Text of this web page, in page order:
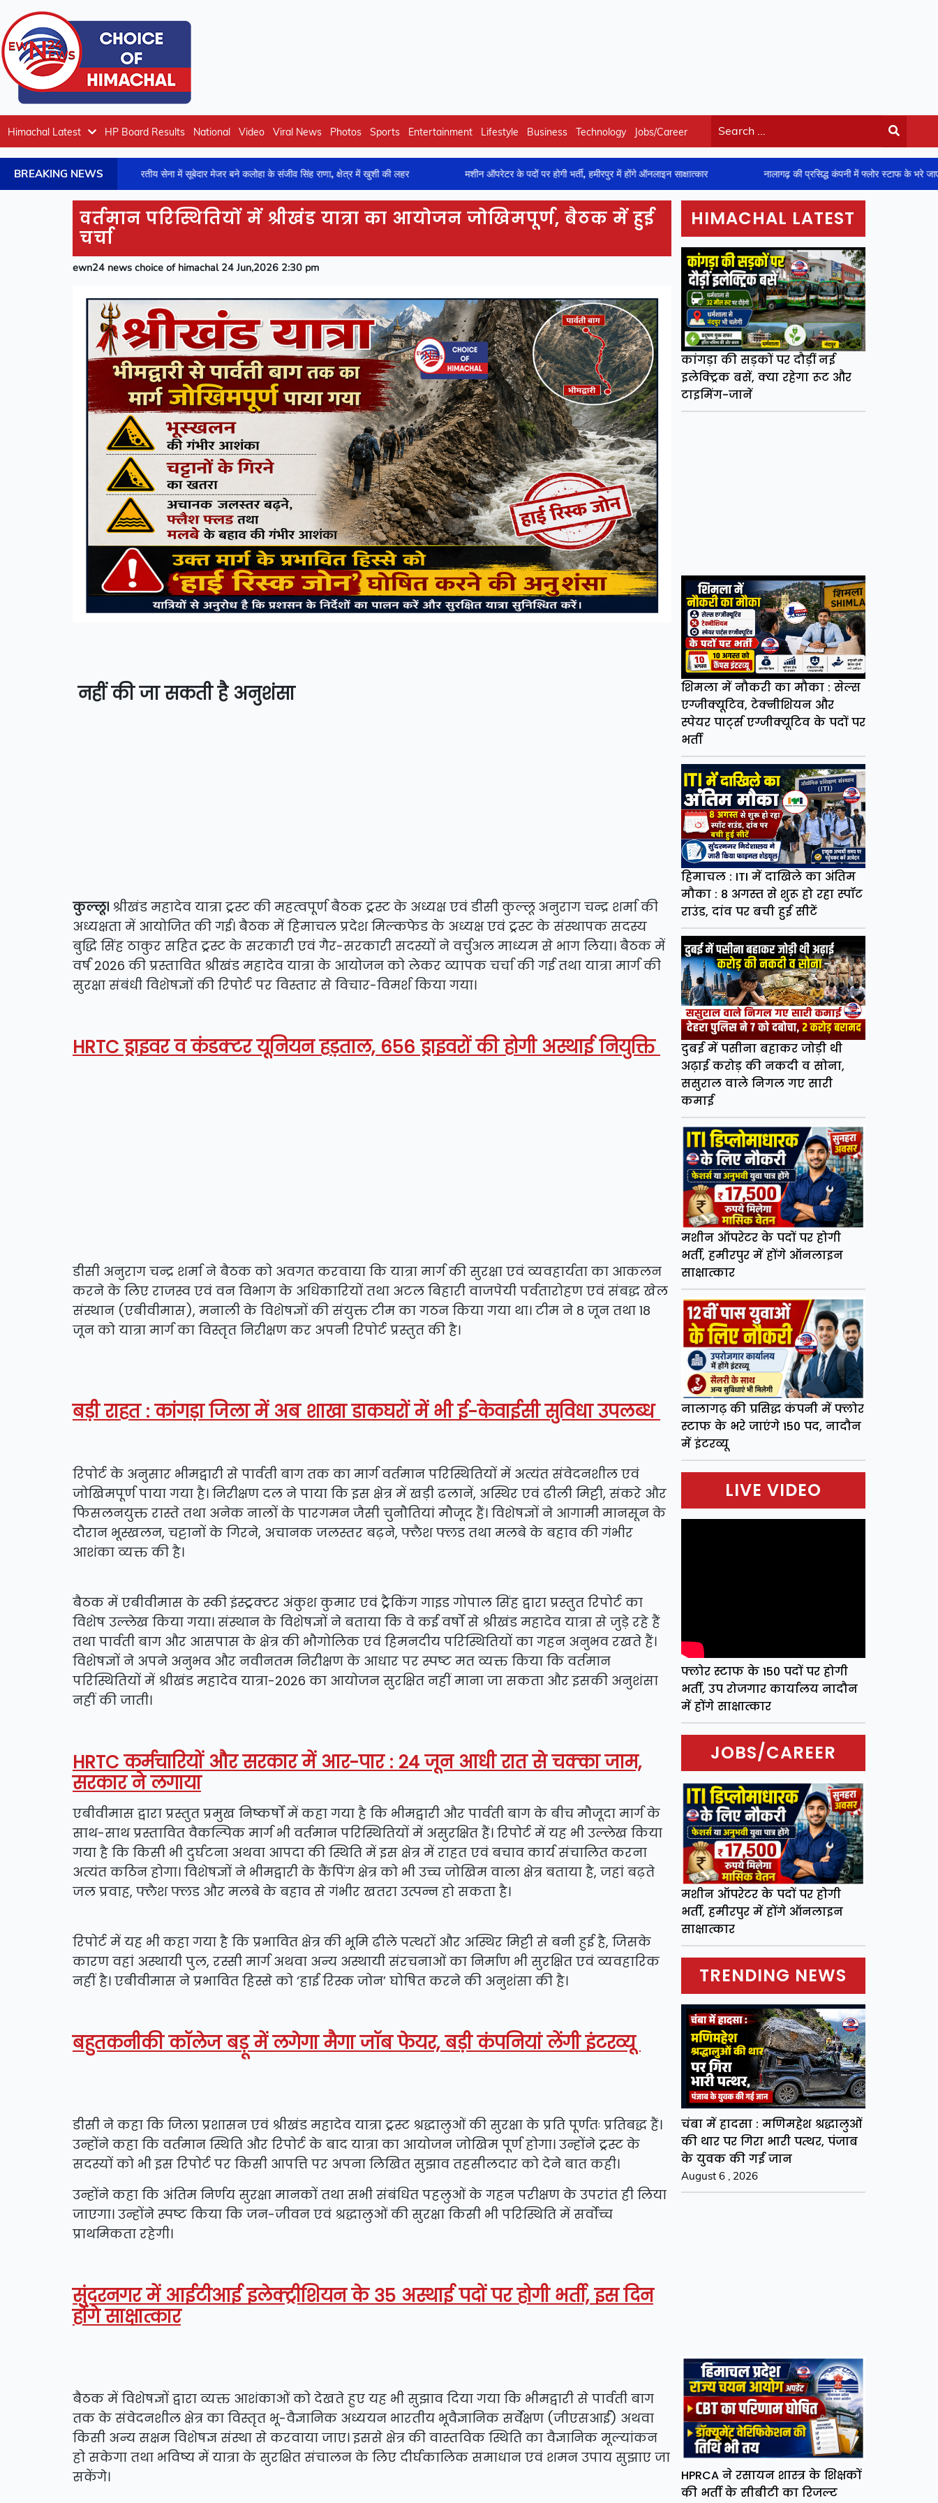
Himachal Latest HP Board Results National Video Viral News Photos Sports Entertainment Lifestyle Business Technology Jobs/Career
BREAKING NEWSभारतीय सेना में सूबेदार मेजर बने कलोहा के संजीव सिंह राणा, क्षेत्र में खुशी की लहर मशीन ऑपरेटर के पदों पर होगी भर्ती, हमीरपुर में होंगे ऑनलाइन साक्षात्कार नालागढ़ की प्रसिद्ध कंपनी में फ्लोर स्टाफ के भरे जाएंगे 150 पद,
वर्तमान परिस्थितियों में श्रीखंड यात्रा का आयोजन जोखिमपूर्ण, बैठक में हुई
चर्चा
ewn24 news choice of himachal 24 Jun,2026 2:30 pm
नहीं की जा सकती है अनुशंसा
कुल्लू। श्रीखंड महादेव यात्रा ट्रस्ट की महत्वपूर्ण बैठक ट्रस्ट के अध्यक्ष एवं डीसी कुल्लू अनुराग चन्द्र शर्मा की
अध्यक्षता में आयोजित की गई। बैठक में हिमाचल प्रदेश मिल्कफेड के अध्यक्ष एवं ट्रस्ट के संस्थापक सदस्य
बुद्धि सिंह ठाकुर सहित ट्रस्ट के सरकारी एवं गैर-सरकारी सदस्यों ने वर्चुअल माध्यम से भाग लिया। बैठक में
वर्ष 2026 की प्रस्तावित श्रीखंड महादेव यात्रा के आयोजन को लेकर व्यापक चर्चा की गई तथा यात्रा मार्ग की
सुरक्षा संबंधी विशेषज्ञों की रिपोर्ट पर विस्तार से विचार-विमर्श किया गया।
HRTC ड्राइवर व कंडक्टर यूनियन हड़ताल, 656 ड्राइवरों की होगी अस्थाई नियुक्ति
डीसी अनुराग चन्द्र शर्मा ने बैठक को अवगत करवाया कि यात्रा मार्ग की सुरक्षा एवं व्यवहार्यता का आकलन
करने के लिए राजस्व एवं वन विभाग के अधिकारियों तथा अटल बिहारी वाजपेयी पर्वतारोहण एवं संबद्ध खेल
संस्थान (एबीवीमास), मनाली के विशेषज्ञों की संयुक्त टीम का गठन किया गया था। टीम ने 8 जून तथा 18
जून को यात्रा मार्ग का विस्तृत निरीक्षण कर अपनी रिपोर्ट प्रस्तुत की है।
बड़ी राहत : कांगड़ा जिला में अब शाखा डाकघरों में भी ई-केवाईसी सुविधा उपलब्ध
रिपोर्ट के अनुसार भीमद्वारी से पार्वती बाग तक का मार्ग वर्तमान परिस्थितियों में अत्यंत संवेदनशील एवं
जोखिमपूर्ण पाया गया है। निरीक्षण दल ने पाया कि इस क्षेत्र में खड़ी ढलानें, अस्थिर एवं ढीली मिट्टी, संकरे और
फिसलनयुक्त रास्ते तथा अनेक नालों के पारगमन जैसी चुनौतियां मौजूद हैं। विशेषज्ञों ने आगामी मानसून के
दौरान भूस्खलन, चट्टानों के गिरने, अचानक जलस्तर बढ़ने, फ्लैश फ्लड तथा मलबे के बहाव की गंभीर
आशंका व्यक्त की है।
बैठक में एबीवीमास के स्की इंस्ट्रक्टर अंकुश कुमार एवं ट्रैकिंग गाइड गोपाल सिंह द्वारा प्रस्तुत रिपोर्ट का
विशेष उल्लेख किया गया। संस्थान के विशेषज्ञों ने बताया कि वे कई वर्षों से श्रीखंड महादेव यात्रा से जुड़े रहे हैं
तथा पार्वती बाग और आसपास के क्षेत्र की भौगोलिक एवं हिमनदीय परिस्थितियों का गहन अनुभव रखते हैं।
विशेषज्ञों ने अपने अनुभव और नवीनतम निरीक्षण के आधार पर स्पष्ट मत व्यक्त किया कि वर्तमान
परिस्थितियों में श्रीखंड महादेव यात्रा-2026 का आयोजन सुरक्षित नहीं माना जा सकता और इसकी अनुशंसा
नहीं की जाती।
HRTC कर्मचारियों और सरकार में आर-पार : 24 जून आधी रात से चक्का जाम,
सरकार ने लगाया
एबीवीमास द्वारा प्रस्तुत प्रमुख निष्कर्षों में कहा गया है कि भीमद्वारी और पार्वती बाग के बीच मौजूदा मार्ग के
साथ-साथ प्रस्तावित वैकल्पिक मार्ग भी वर्तमान परिस्थितियों में असुरक्षित हैं। रिपोर्ट में यह भी उल्लेख किया
गया है कि किसी भी दुर्घटना अथवा आपदा की स्थिति में इस क्षेत्र में राहत एवं बचाव कार्य संचालित करना
अत्यंत कठिन होगा। विशेषज्ञों ने भीमद्वारी के कैंपिंग क्षेत्र को भी उच्च जोखिम वाला क्षेत्र बताया है, जहां बढ़ते
जल प्रवाह, फ्लैश फ्लड और मलबे के बहाव से गंभीर खतरा उत्पन्न हो सकता है।
रिपोर्ट में यह भी कहा गया है कि प्रभावित क्षेत्र की भूमि ढीले पत्थरों और अस्थिर मिट्टी से बनी हुई है, जिसके
कारण वहां अस्थायी पुल, रस्सी मार्ग अथवा अन्य अस्थायी संरचनाओं का निर्माण भी सुरक्षित एवं व्यवहारिक
नहीं है। एबीवीमास ने प्रभावित हिस्से को ‘हाई रिस्क जोन’ घोषित करने की अनुशंसा की है।
बहुतकनीकी कॉलेज बड़ू में लगेगा मैगा जॉब फेयर, बड़ी कंपनियां लेंगी इंटरव्यू
डीसी ने कहा कि जिला प्रशासन एवं श्रीखंड महादेव यात्रा ट्रस्ट श्रद्धालुओं की सुरक्षा के प्रति पूर्णतः प्रतिबद्ध हैं।
उन्होंने कहा कि वर्तमान स्थिति और रिपोर्ट के बाद यात्रा का आयोजन जोखिम पूर्ण होगा। उन्होंने ट्रस्ट के
सदस्यों को भी इस रिपोर्ट पर किसी आपत्ति पर अपना लिखित सुझाव तहसीलदार को देने बात कही।
उन्होंने कहा कि अंतिम निर्णय सुरक्षा मानकों तथा सभी संबंधित पहलुओं के गहन परीक्षण के उपरांत ही लिया
जाएगा। उन्होंने स्पष्ट किया कि जन-जीवन एवं श्रद्धालुओं की सुरक्षा किसी भी परिस्थिति में सर्वोच्च
प्राथमिकता रहेगी।
सुंदरनगर में आईटीआई इलेक्ट्रीशियन के 35 अस्थाई पदों पर होगी भर्ती, इस दिन
होंगे साक्षात्कार
बैठक में विशेषज्ञों द्वारा व्यक्त आशंकाओं को देखते हुए यह भी सुझाव दिया गया कि भीमद्वारी से पार्वती बाग
तक के संवेदनशील क्षेत्र का विस्तृत भू-वैज्ञानिक अध्ययन भारतीय भूवैज्ञानिक सर्वेक्षण (जीएसआई) अथवा
किसी अन्य सक्षम विशेषज्ञ संस्था से करवाया जाए। इससे क्षेत्र की वास्तविक स्थिति का वैज्ञानिक मूल्यांकन
हो सकेगा तथा भविष्य में यात्रा के सुरक्षित संचालन के लिए दीर्घकालिक समाधान एवं शमन उपाय सुझाए जा
सकेंगे।
HIMACHAL LATEST
कांगड़ा की सड़कों पर दौड़ीं नई
इलेक्ट्रिक बसें, क्या रहेगा रूट और
टाइमिंग-जानें
शिमला में नौकरी का मौका : सेल्स
एग्जीक्यूटिव, टेक्नीशियन और
स्पेयर पार्ट्स एग्जीक्यूटिव के पदों पर
भर्ती
हिमाचल : ITI में दाखिले का अंतिम
मौका : 8 अगस्त से शुरू हो रहा स्पॉट
राउंड, दांव पर बची हुई सीटें
दुबई में पसीना बहाकर जोड़ी थी
अढ़ाई करोड़ की नकदी व सोना,
ससुराल वाले निगल गए सारी
कमाई
मशीन ऑपरेटर के पदों पर होगी
भर्ती, हमीरपुर में होंगे ऑनलाइन
साक्षात्कार
नालागढ़ की प्रसिद्ध कंपनी में फ्लोर
स्टाफ के भरे जाएंगे 150 पद, नादौन
में इंटरव्यू
LIVE VIDEO
फ्लोर स्टाफ के 150 पदों पर होगी
भर्ती, उप रोजगार कार्यालय नादौन
में होंगे साक्षात्कार
JOBS/CAREER
मशीन ऑपरेटर के पदों पर होगी
भर्ती, हमीरपुर में होंगे ऑनलाइन
साक्षात्कार
TRENDING NEWS
चंबा में हादसा : मणिमहेश श्रद्धालुओं
की थार पर गिरा भारी पत्थर, पंजाब
के युवक की गई जान
August 6 , 2026
HPRCA ने रसायन शास्त्र के शिक्षकों
की भर्ती के सीबीटी का रिजल्ट